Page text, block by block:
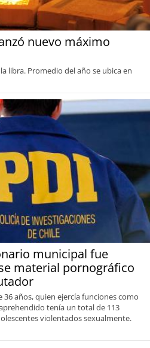
nuevo máximo
libra. Promedio del año se ubica en
municipal fue
material pornográfico
años, quien ejercía funciones como
tenía un total de 113
violentados sexualmente.